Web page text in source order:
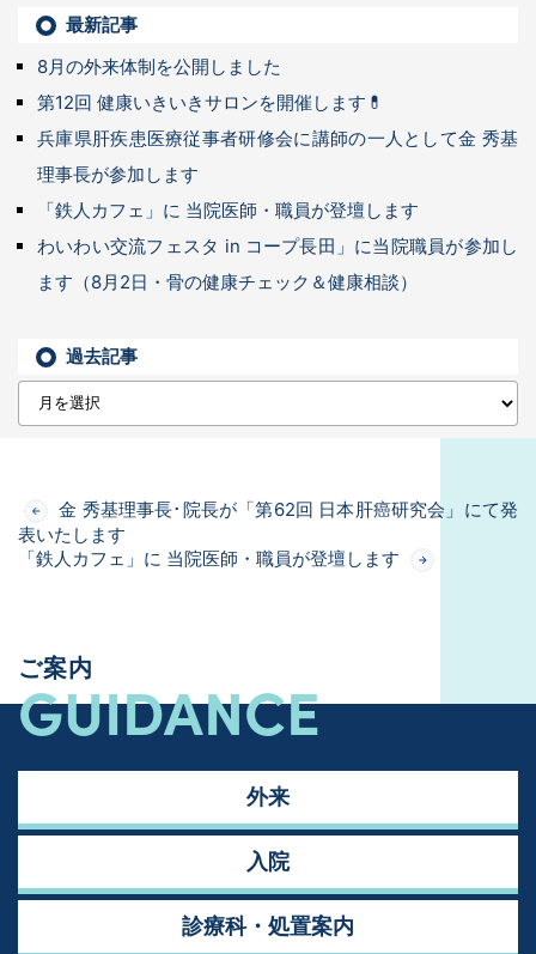
最新記事
8月の外来体制を公開しました
第12回 健康いきいきサロンを開催します💊
兵庫県肝疾患医療従事者研修会に講師の一人として金 秀基
理事長が参加します
「鉄人カフェ」に 当院医師・職員が登壇します
わいわい交流フェスタ in コープ長田」に当院職員が参加し
ます（8月2日・骨の健康チェック＆健康相談）
過去記事
金 秀基理事長･院長が「第62回 日本肝癌研究会」にて発
表いたします
「鉄人カフェ」に 当院医師・職員が登壇します
ご案内
GUIDANCE
外来
入院
診療科・処置案内